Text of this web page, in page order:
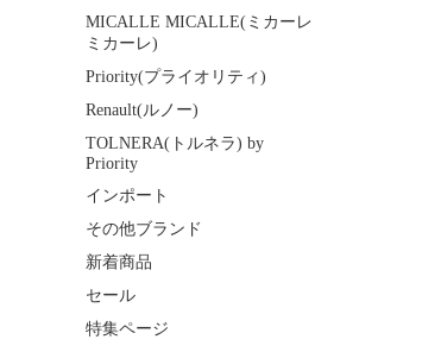
MICALLE MICALLE(ミカーレ
ミカーレ)
Priority(プライオリティ)
Renault(ルノー)
TOLNERA(トルネラ) by
Priority
インポート
その他ブランド
新着商品
セール
特集ページ